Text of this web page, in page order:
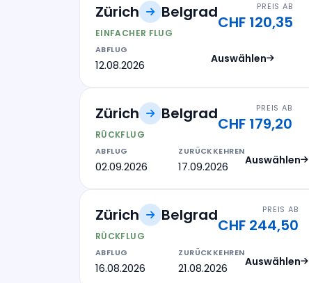
Zürich Belgrad
EINFACHER FLUG
PREIS AB
CHF 120,35
ABFLUG
12.08.2026 Auswählen
Zürich Belgrad
RÜCKFLUG
PREIS AB
CHF 179,20
ABFLUG
02.09.2026
ZURÜCKKEHREN
17.09.2026 Auswählen
Zürich Belgrad
RÜCKFLUG
PREIS AB
CHF 244,50
ABFLUG
16.08.2026
ZURÜCKKEHREN
21.08.2026 Auswählen